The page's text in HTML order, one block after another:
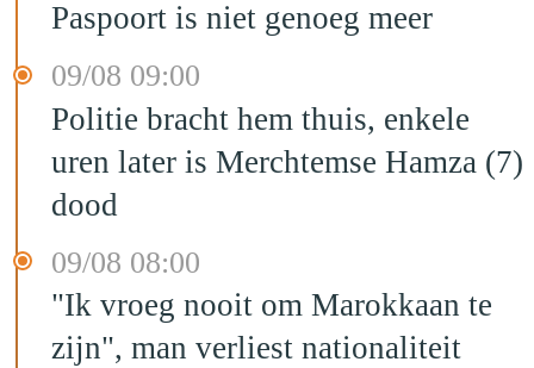
Paspoort is niet genoeg meer
09/08 09:00
Politie bracht hem thuis, enkele
uren later is Merchtemse Hamza (7)
dood
09/08 08:00
"Ik vroeg nooit om Marokkaan te
zijn", man verliest nationaliteit